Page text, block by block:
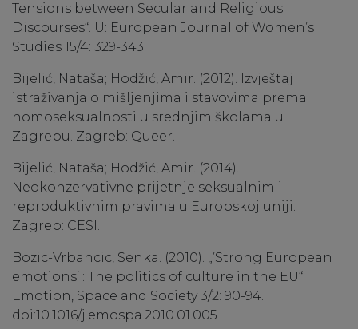
Tensions between Secular and Religious
Discourses“. U: European Journal of Women’s
Studies 15/4: 329-343.
Bijelić, Nataša; Hodžić, Amir. (2012). Izvještaj
istraživanja o mišljenjima i stavovima prema
homoseksualnosti u srednjim školama u
Zagrebu. Zagreb: Queer.
Bijelić, Nataša; Hodžić, Amir. (2014).
Neokonzervativne prijetnje seksualnim i
reproduktivnim pravima u Europskoj uniji.
Zagreb: CESI.
Bozic-Vrbancic, Senka. (2010). „’Strong European
emotions’ : The politics of culture in the EU“.
Emotion, Space and Society 3/2: 90-94.
doi:10.1016/j.emospa.2010.01.005